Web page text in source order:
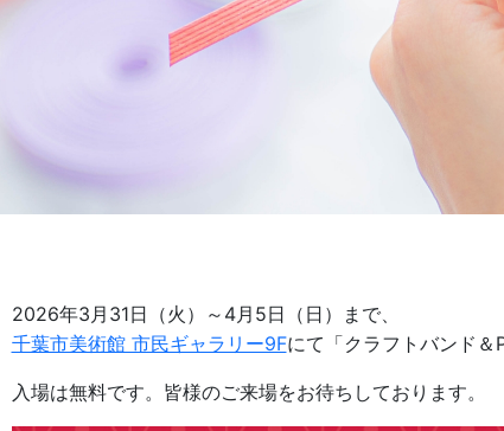
2026年3月31日（火）～4月5日（日）まで、
千葉市美術館 市民ギャラリー9Fにて「クラフトバンド
入場は無料です。皆様のご来場をお待ちしております。